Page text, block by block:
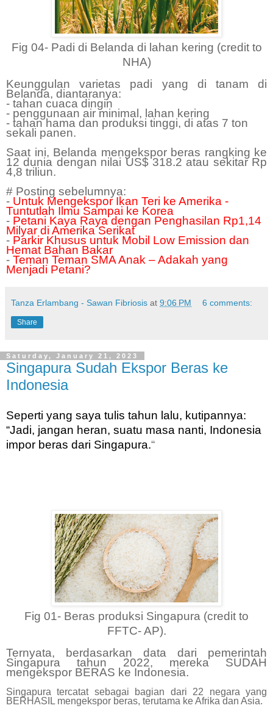
Fig 04- Padi di Belanda di lahan kering (credit to
NHA)
Keunggulan varietas padi yang di tanam di
Belanda, diantaranya:
- tahan cuaca dingin
- penggunaan air minimal, lahan kering
- tahan hama dan produksi tinggi, di atas 7 ton
sekali panen.
Saat ini, Belanda mengekspor beras rangking ke
12 dunia dengan nilai US$ 318.2 atau sekitar Rp
4,8 triliun.
# Posting sebelumnya:
- Untuk Mengekspor Ikan Teri ke Amerika -
Tuntutlah Ilmu Sampai ke Korea
- Petani Kaya Raya dengan Penghasilan Rp1,14
Milyar di Amerika Serikat
- Parkir Khusus untuk Mobil Low Emission dan
Hemat Bahan Bakar
- Teman Teman SMA Anak – Adakah yang
Menjadi Petani?
Tanza Erlambang - Sawan Fibriosis at 9:06 PM 6 comments:
Share
Saturday, January 21, 2023
Singapura Sudah Ekspor Beras ke
Indonesia
Seperti yang saya tulis tahun lalu, kutipannya:
“Jadi, jangan heran, suatu masa nanti, Indonesia
impor beras dari Singapura.“
Fig 01- Beras produksi Singapura (credit to
FFTC- AP).
Ternyata, berdasarkan data dari pemerintah
Singapura tahun 2022, mereka SUDAH
mengekspor BERAS ke Indonesia.
Singapura tercatat sebagai bagian dari 22 negara yang
BERHASIL mengekspor beras, terutama ke Afrika dan Asia.